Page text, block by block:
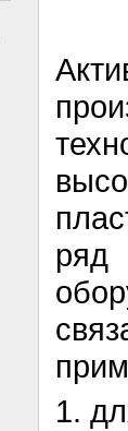
1.